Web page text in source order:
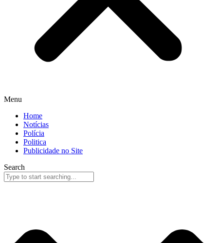
Menu
Home
Notícias
Polícia
Politica
Publicidade no Site
Search